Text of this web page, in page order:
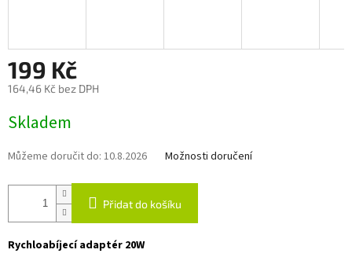
199 Kč
164,46 Kč bez DPH
cena:
Skladem
Můžeme doručit do: 10.8.2026 Možnosti doručení
Přidat do košíku
Rychloabíjecí adaptér 20W